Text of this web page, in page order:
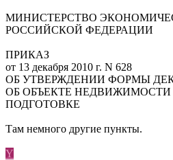
МИНИСТЕРСТВО
РОССИЙСКОЙ ФЕДЕРАЦИИ
ПРИКАЗ
от 13 декабря 2010 г. N 628
ОБ УТВЕРЖДЕНИИ ФОРМЫ
ОБ ОБЪЕКТЕ НЕДВИЖИМОСТИ
ПОДГОТОВКЕ
Там немного другие пункты.
Y